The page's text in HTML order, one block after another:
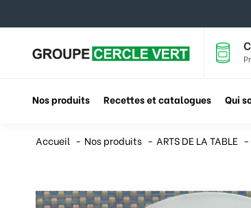
Nos produits Recettes et catalogues Qui
Accueil Nos produits ARTS DE LA TABLE